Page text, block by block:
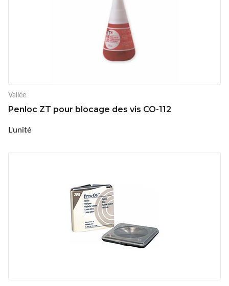
Vallée
Penloc ZT pour blocage des vis CO-112
L'unité